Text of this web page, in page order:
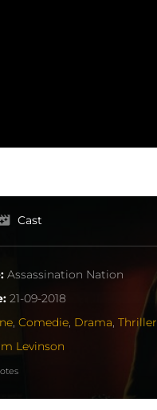
Cast
Assassination Nation
21-09-2018
,Comedie, Drama,Thriller
Levinson